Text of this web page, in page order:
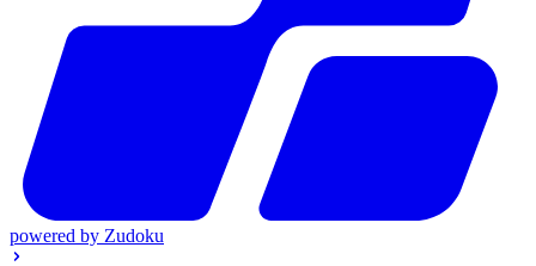
powered by Zudoku